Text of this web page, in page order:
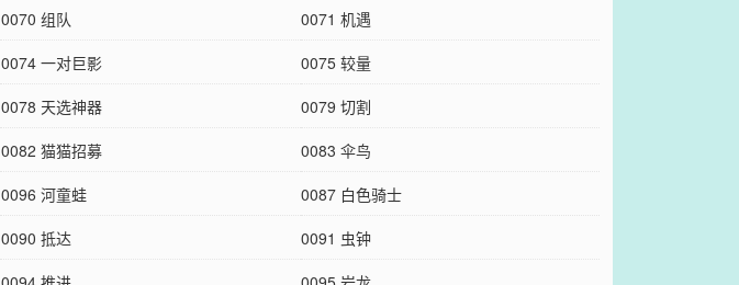
0070 组队
0071 机遇
0074 一对巨影
0075 较量
0078 天选神器
0079 切割
0082 猫猫招募
0083 伞鸟
0096 河童蛙
0087 白色骑士
0090 抵达
0091 虫钟